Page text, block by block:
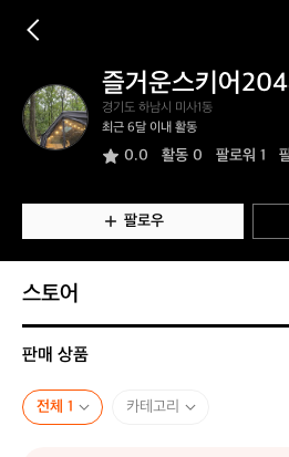
즐
거
운
어
0
4
4
즐거운스키어
경기도 하남시 미사1동
최근 6달 이내 활동
0.0 활동 0 팔로워 1
팔로우
스토어
판매 상품
전체 1 카테고리